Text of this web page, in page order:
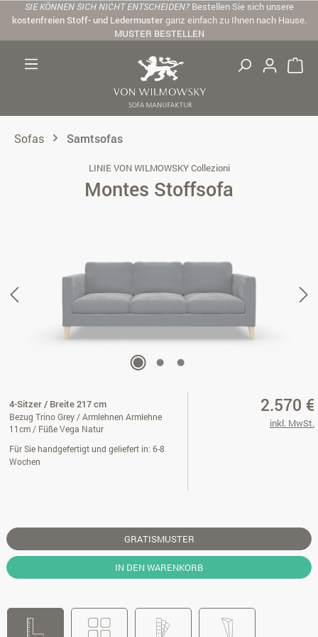
Zum Hauptinhalt springen
SIE KÖNNEN SICH NICHT ENTSCHEIDEN? Bestellen Sie sich unsere
kostenfreien Stoff- und Ledermusterganz einfach zu Ihnen nach Hause.
MUSTER BESTELLEN
Sofas Samtsofas
LINIE VON WILMOWSKY Collezioni
Montes Stoffsofa
4-Sitzer / Breite 217 cm
Bezug Trino Grey / Armlehnen Armlehne
11cm / Füße Vega Natur
Für Sie handgefertigt und geliefert in: 6-8
Wochen
2.570 €
inkl. MwSt.
GRATISMUSTER
IN DEN WARENKORB